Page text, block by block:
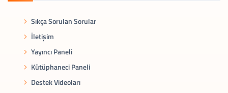
Sıkça Sorulan Sorular
İletişim
Yayıncı Paneli
Kütüphaneci Paneli
Destek Videoları